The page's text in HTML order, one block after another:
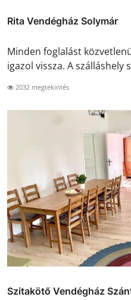
Rita Vendégház Solymár
Minden foglalást
igazol vissza. A szálláshely
2032 megtekintés
Szitakötő Vendégház